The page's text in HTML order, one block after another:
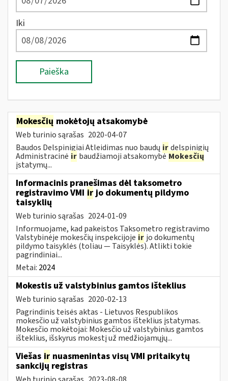
Iki
Paieška
Mokesčių mokėtojų atsakomybė
Web turinio sąrašas 2020-04-07
Baudos Delspinigiai Atleidimas nuo baudų irdelspinigių
Administracinė ir baudžiamoji atsakomybėMokesčių
įstatymų...
Informacinis pranešimas dėl taksometro
registravimo VMI irjo dokumentų pildymo
taisyklių
Web turinio sąrašas 2024-01-09
Informuojame, kad pakeistos Taksometro registravimo
Valstybinėje mokesčių inspekcijoje ir jo dokumentų
pildymo taisyklės (toliau — Taisyklės). Atlikti tokie
pagrindiniai...
Metai: 2024
Mokestis už valstybinius gamtos išteklius
Web turinio sąrašas 2020-02-13
Pagrindinis teisės aktas - Lietuvos Respublikos
mokesčio už valstybinius gamtos išteklius įstatymas.
Mokesčio mokėtojai: Mokesčio už valstybinius gamtos
išteklius, išskyrus mokestį už medžiojamųjų...
Viešas ir nuasmenintas visų VMI pritaikytų
sankcijų registras